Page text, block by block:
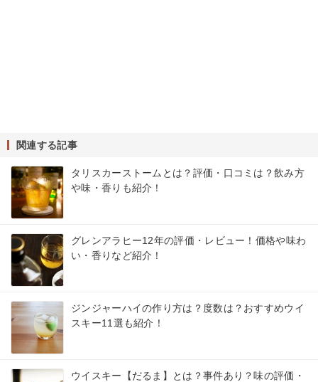
関連する記事
タリスカーストームとは？評価・口コミは？飲み方
や味・香りも紹介！
グレンアラヒー12年の評価・レビュー！価格や味わ
い・香りなど紹介！
ジンジャーハイの作り方は？度数は？おすすめウイ
スキー11選も紹介！
ウイスキー【だるま】とは？事件あり？味の評価・